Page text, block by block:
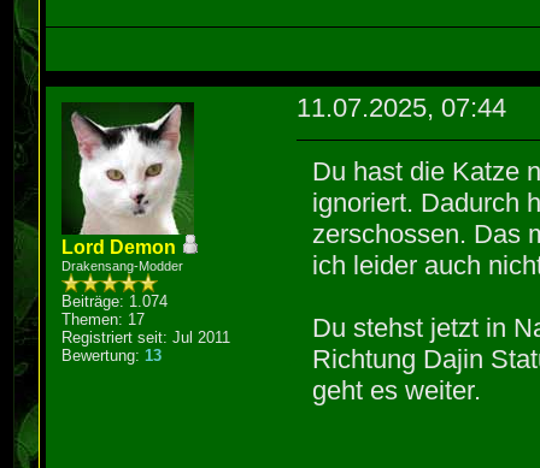
Lord Demon
Drakensang-Modder
Beiträge: 1.074
Themen: 17
Registriert seit: Jul 2011
Bewertung:13
11.07.2025, 07:44
Du hast die Katze
ignoriert. Dadurch
zerschossen. Das
ich leider auch
Du stehst jetzt in
Richtung Dajin
geht es weiter.